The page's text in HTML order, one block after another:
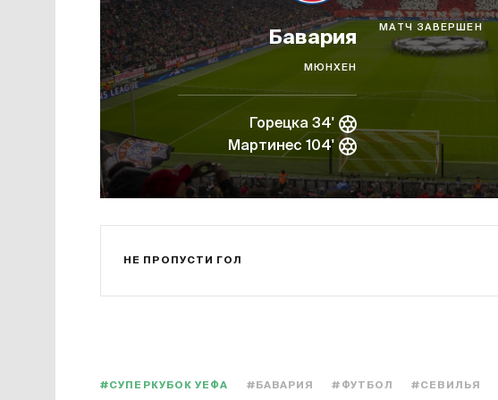
Бавария
МЮНХЕН
Горецка 34'
Мартинес 104'
МАТЧ ЗАВЕРШЕН
НЕ ПРОПУСТИ ГОЛ
#СУПЕРКУБОК УЕФА #БАВАРИЯ #ФУТБОЛ #СЕВИЛЬЯ